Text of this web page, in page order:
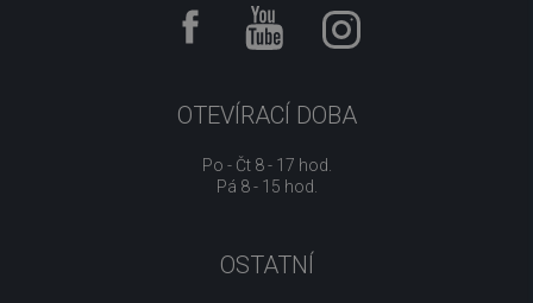
OTEVÍRACÍ DOBA
Po - Čt 8 - 17 hod.
Pá 8 - 15 hod.
OSTATNÍ